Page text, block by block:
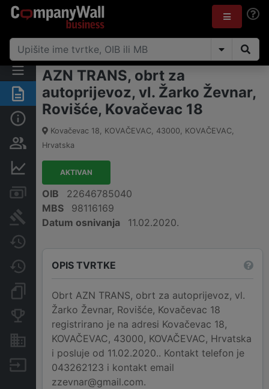
Sažetak
Osnovne informacije
Osobe i vlasništvo
Financijski podaci
Računi i blokade
Sudske objave
Promjene
Dokumenti i objave
Konkurentske tvrtke
Nekretnine i imovina
Izvoz
AZN TRANS, obrt za
autoprijevoz, vl. Žarko Ževnar,
Rovišće, Kovačevac 18
Kovačevac 18, KOVAČEVAC, 43000, KOVAČEVAC,
Hrvatska
AKTIVAN
OIB
22646785040
MBS
98116169
Datum osnivanja
11.02.2020.
OPIS TVRTKE
Obrt AZN TRANS, obrt za autoprijevoz, vl.
Žarko Ževnar, Rovišće, Kovačevac 18
registrirano je na adresi Kovačevac 18,
KOVAČEVAC, 43000, KOVAČEVAC, Hrvatska
i posluje od 11.02.2020.. Kontakt telefon je
043262123 i kontakt email
zzevnar@gmail.com.